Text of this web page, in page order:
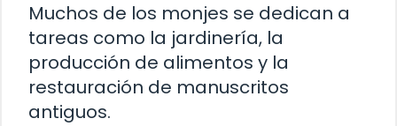
Muchos de los monjes se dedican a
tareas como la jardinería, la
producción de alimentos y la
restauración de manuscritos
antiguos.